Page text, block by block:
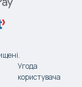
.
Угода
користувача